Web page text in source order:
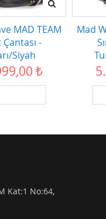
MAD TEAM
Çantası -
Siyah
₺
Mad
Kat:1 No:64,